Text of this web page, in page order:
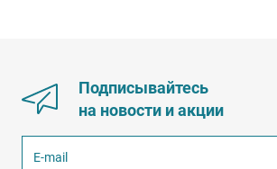
Подписывайтесь
на новости и акции